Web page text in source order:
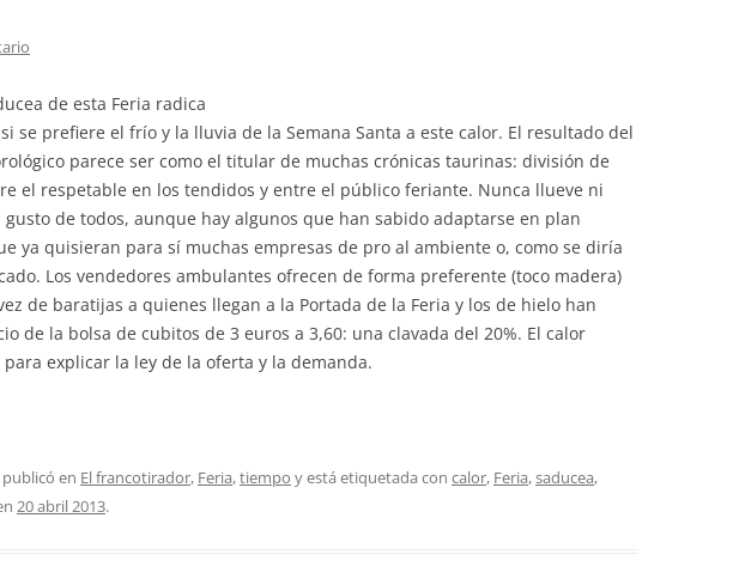
de esta Feria radica
se prefiere el frío y la lluvia de la Semana Santa a este calor. El resultado del
parece ser como el titular de muchas crónicas taurinas: división de
el respetable en los tendidos y entre el público feriante. Nunca llueve ni
gusto de todos, aunque hay algunos que han sabido adaptarse en plan
ya quisieran para sí muchas empresas de pro al ambiente o, como se diría
Los vendedores ambulantes ofrecen de forma preferente (toco madera)
de baratijas a quienes llegan a la Portada de la Feria y los de hielo han
de la bolsa de cubitos de 3 euros a 3,60: una clavada del 20%. El calor
explicar la ley de la oferta y la demanda.
en El francotirador, Feria,tiempo y está etiquetada con calor, Feria,saducea,
20 abril 2013.